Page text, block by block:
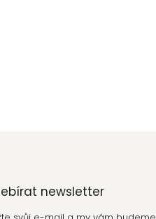
newsletter